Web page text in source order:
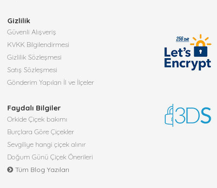
Gizlilik
Güvenli Alışveriş
KVKK Bilgilendirmesi
Gizlilik Sözleşmesi
Satış Sözleşmesi
Gönderim Yapılan İl ve İlçeler
Faydalı Bilgiler
Orkide Çiçek bakımı
Burçlara Göre Çiçekler
Sevgiliye hangi çiçek alınır
Doğum Günü Çiçek Önerileri
Tüm Blog Yazıları